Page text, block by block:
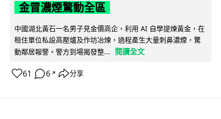
金冒濃煙驚動全區
中國湖北黃石一名男子見金價高企，利用 AI 自學提煉黃金，在
租住單位私設高壓爐及作坊冶煉，過程產生大量刺鼻濃煙，驚
動鄰居報警。警方到場揭發整...
閱讀全文
61 6 ↗ 分享